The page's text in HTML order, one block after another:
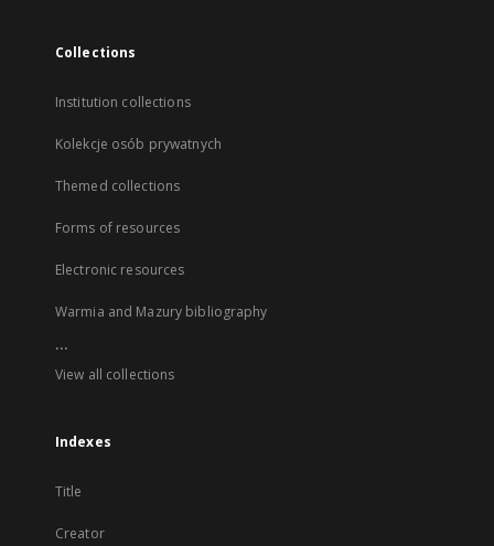
Collections
Institution collections
Kolekcje osób prywatnych
Themed collections
Forms of resources
Electronic resources
Warmia and Mazury bibliography
...
View all collections
Indexes
Title
Creator